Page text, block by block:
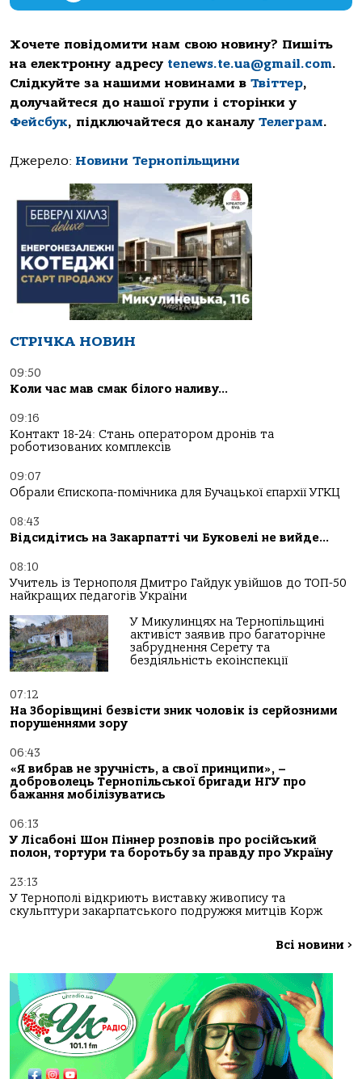
Хочете повідомити нам свою новину? Пишіть
на електронну адресу tenews.te.ua@gmail.com.
Слідкуйте за нашими новинами в Твіттер,
долучайтеся до нашої групи і сторінки у
Фейсбук, підключайтеся до каналу Телеграм.
Джерело: Новини Тернопільщини
СТРІЧКА НОВИН
09:50
Коли час мав смак білого наливу…
09:16
Контакт 18-24: Стань оператором дронів та
роботизованих комплексів
09:07
Обрали Єпископа-помічника для Бучацької єпархії УГКЦ
08:43
Відсидітись на Закарпатті чи Буковелі не вийде…
08:10
Учитель із Тернополя Дмитро Гайдук увійшов до ТОП-50
найкращих педагогів України
У Микулинцях на Тернопільщині
активіст заявив про багаторічне
забруднення Серету та
бездіяльність екоінспекції
07:12
На Зборівщині безвісти зник чоловік із серйозними
порушеннями зору
06:43
«Я вибрав не зручність, а свої принципи», –
доброволець Тернопільської бригади НГУ про
бажання мобілізуватись
06:13
У Лісабоні Шон Піннер розповів про російський
полон, тортури та боротьбу за правду про Україну
23:13
У Тернополі відкриють виставку живопису та
скульптури закарпатського подружжя митців Корж
Всі новини >